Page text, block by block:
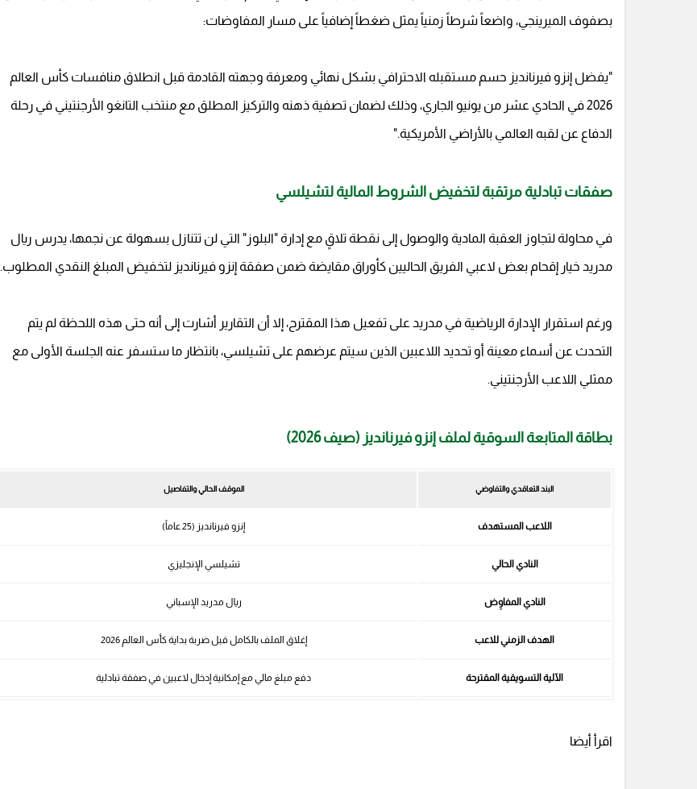
بصفوف الميرينجي، واضعاً شرطاً زمنياً يمثل ضغطاً إضافياً على مسار المفاوضات:
"يفضل إنزو فيرنانديز حسم مستقبله الاحترافي بشكل نهائي ومعرفة وجهته القادمة قبل انطلاق منافسات كأس العالم
2026 في الحادي عشر من يونيو الجاري، وذلك لضمان تصفية ذهنه والتركيز المطلق مع منتخب التانغو الأرجنتيني في رحلة
الدفاع عن لقبه العالمي بالأراضي الأمريكية."
صفقات تبادلية مرتقبة لتخفيض الشروط المالية لتشيلسي
في محاولة لتجاوز العقبة المادية والوصول إلى نقطة تلاقٍ مع إدارة "البلوز" التي لن تتنازل بسهولة عن نجمها، يدرس ريال
مدريد خيار إقحام بعض لاعبي الفريق الحاليين كأوراق مقايضة ضمن صفقة إنزو فيرنانديز لتخفيض المبلغ النقدي المطلوب.
ورغم استقرار الإدارة الرياضية في مدريد على تفعيل هذا المقترح، إلا أن التقارير أشارت إلى أنه حتى هذه اللحظة لم يتم
التحدث عن أسماء معينة أو تحديد اللاعبين الذين سيتم عرضهم على تشيلسي، بانتظار ما ستسفر عنه الجلسة الأولى مع
ممثلي اللاعب الأرجنتيني.
بطاقة المتابعة السوقية لملف إنزو فيرنانديز (صيف 2026)
البند التعاقدي والتفاوضي الموقف الحالي والتفاصيل
اللاعب المستهدف إنزو فيرنانديز (25 عاماً)
النادي الحالي تشيلسي الإنجليزي
النادي المفاوِض ريال مدريد الإسباني
الهدف الزمني للاعب إغلاق الملف بالكامل قبل ضربة بداية كأس العالم 2026
الآلية التسويقية المقترحة دفع مبلغ مالي مع إمكانية إدخال لاعبين في صفقة تبادلية
اقرأ أيضا